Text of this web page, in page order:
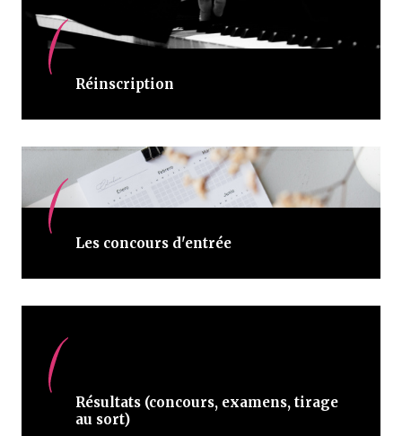
Réinscription
Les concours d'entrée
Résultats (concours, examens, tirage
au sort)